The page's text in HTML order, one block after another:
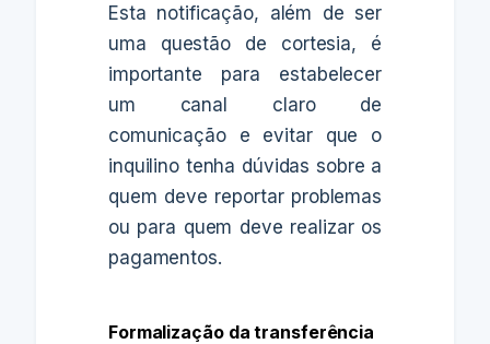
Esta notificação, além de ser
uma questão de cortesia, é
importante para estabelecer
um canal claro de
comunicação e evitar que o
inquilino tenha dúvidas sobre a
quem deve reportar problemas
ou para quem deve realizar os
pagamentos.
Formalização da transferência